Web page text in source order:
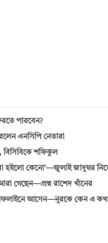
পারবেন?
এনসিপি নেতারা
বিসিবিকে শফিকুল
হইলো কেনো’—জুলাই জাদুঘর
গেছেন—প্রশ্ন রাশেদ খাঁনের
আসেন—নুরকে কেন এ